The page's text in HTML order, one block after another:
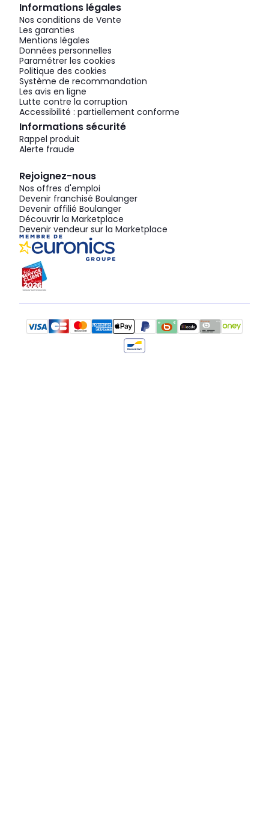
Informations légales
Nos conditions de Vente
Les garanties
Mentions légales
Données personnelles
Paramétrer les cookies
Politique des cookies
Système de recommandation
Les avis en ligne
Lutte contre la corruption
Accessibilité : partiellement conforme
Informations sécurité
Rappel produit
Alerte fraude
Rejoignez-nous
Nos offres d'emploi
Devenir franchisé Boulanger
Devenir affilié Boulanger
Découvrir la Marketplace
Devenir vendeur sur la Marketplace